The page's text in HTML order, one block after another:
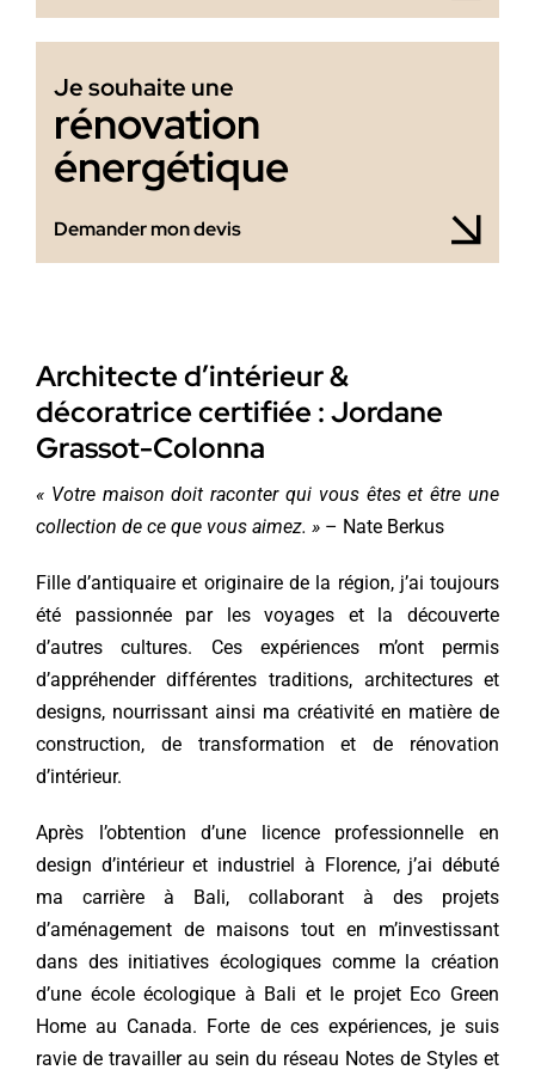
Je souhaite une
rénovation
énergétique
Demander mon devis
Architecte d’intérieur &
décoratrice certifiée : Jordane
Grassot-Colonna
« Votre maison doit raconter qui vous êtes et être une
collection de ce que vous aimez. »– Nate Berkus
Fille d’antiquaire et originaire de la région, j’ai toujours
été passionnée par les voyages et la découverte
d’autres cultures. Ces expériences m’ont permis
d’appréhender différentes traditions, architectures et
designs, nourrissant ainsi ma créativité en matière de
construction, de transformation et de rénovation
d’intérieur.
Après l’obtention d’une licence professionnelle en
design d’intérieur et industriel à Florence, j’ai débuté
ma carrière à Bali, collaborant à des projets
d’aménagement de maisons tout en m’investissant
dans des initiatives écologiques comme la création
d’une école écologique à Bali et le projet Eco Green
Home au Canada. Forte de ces expériences, je suis
ravie de travailler au sein du réseau Notes de Styles et